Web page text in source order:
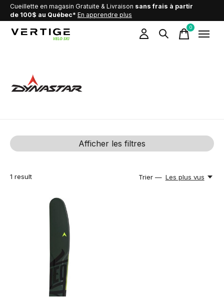
Cueillette en magasin Gratuite & Livraison sans frais à partir
de 100$ au Québec* En apprendre plus
0items
Dynastar
Afficher les filtres
1 result Trier — Les plus vus